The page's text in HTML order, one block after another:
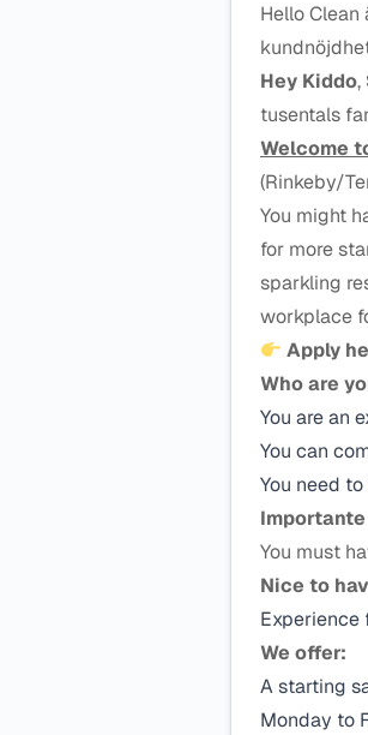
Hello
Hey Kiddo,
tusentals
Welcome
(Rinkeby/
You might
for more
sparkling
workplace
Apply
Who are
You are an
You can
You need
You must
Nice to
We offer:
A starting
Monday to